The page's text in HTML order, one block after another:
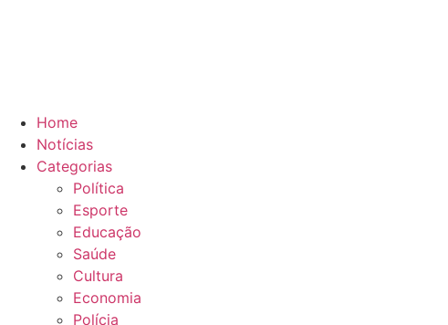
Home
Notícias
Categorias
Política
Esporte
Educação
Saúde
Cultura
Economia
Polícia